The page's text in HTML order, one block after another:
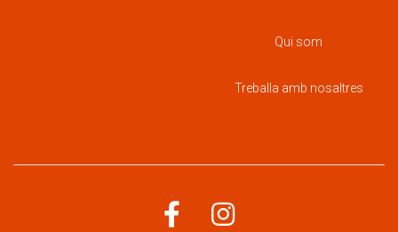
Qui som
Treballa amb nosaltres